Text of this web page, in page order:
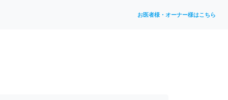
お医者様・オーナー様はこちら